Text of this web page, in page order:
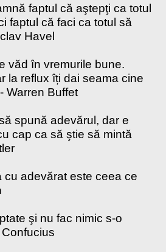
faptul că aştepţi ca totul
faptul că faci ca totul să
Havel
văd în vremurile bune.
la reflux îți dai seama cine
Warren Buffet
spună adevărul, dar e
cap ca să ştie să mintă
cu adevărat este ceea ce
şi nu fac nimic s-o